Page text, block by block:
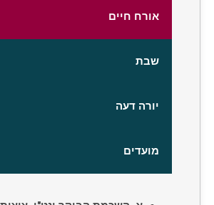
אורח חיים
שבת
יורה דעה
מועדים